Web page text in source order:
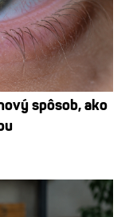
spôsob, ako